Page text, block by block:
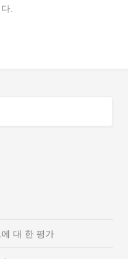
.
대 한 평가